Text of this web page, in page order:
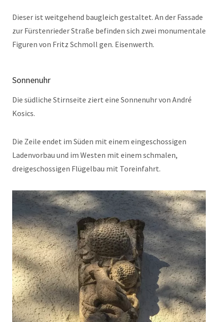
Dieser ist weitgehend baugleich gestaltet. An der Fassade
zur Fürstenrieder Straße befinden sich zwei monumentale
Figuren von Fritz Schmoll gen. Eisenwerth.
Sonnenuhr
Die südliche Stirnseite ziert eine Sonnenuhr von André
Kosics.
Die Zeile endet im Süden mit einem eingeschossigen
Ladenvorbau und im Westen mit einem schmalen,
dreigeschossigen Flügelbau mit Toreinfahrt.